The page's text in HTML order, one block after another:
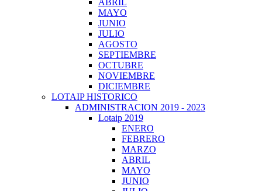
ABRIL
MAYO
JUNIO
JULIO
AGOSTO
SEPTIEMBRE
OCTUBRE
NOVIEMBRE
DICIEMBRE
LOTAIP HISTORICO
ADMINISTRACION 2019 - 2023
Lotaip 2019
ENERO
FEBRERO
MARZO
ABRIL
MAYO
JUNIO